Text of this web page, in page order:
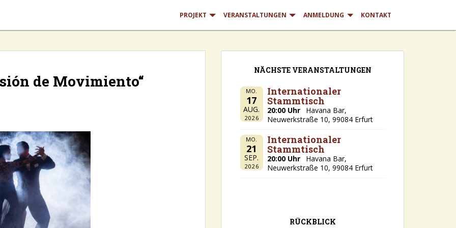
PROJEKT VERANSTALTUNGEN ANMELDUNG KONTAKT
de Movimiento“
NÄCHSTE VERANSTALTUNGEN
MO.
17
AUG.
2026
Internationaler
Stammtisch
20:00 Uhr
Havana Bar,
Neuwerkstraße 10, 99084 Erfurt
MO.
21
SEP.
2026
Internationaler
Stammtisch
20:00 Uhr
Havana Bar,
Neuwerkstraße 10, 99084 Erfurt
RÜCKBLICK